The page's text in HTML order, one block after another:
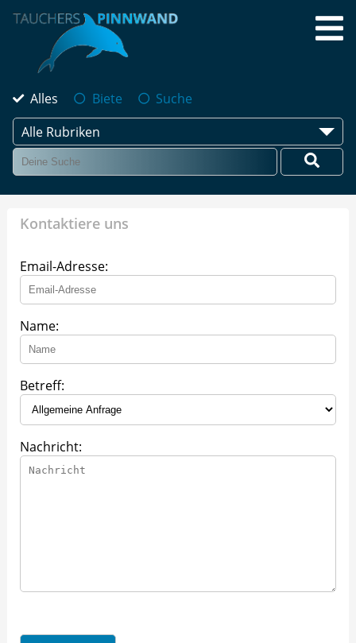
Alles Biete
Suche
Alle Rubriken
Kontaktiere uns
Email-Adresse:
Name:
Betreff:
Nachricht: